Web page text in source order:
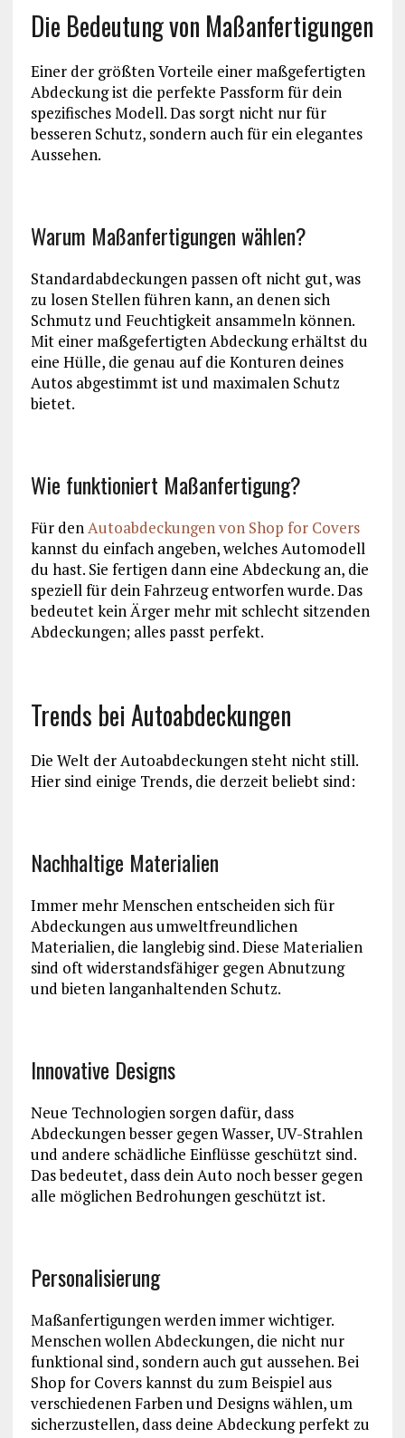
Die Bedeutung von Maßanfertigungen
Einer der größten Vorteile einer maßgefertigten
Abdeckung ist die perfekte Passform für dein
spezifisches Modell. Das sorgt nicht nur für
besseren Schutz, sondern auch für ein elegantes
Aussehen.
Warum Maßanfertigungen wählen?
Standardabdeckungen passen oft nicht gut, was
zu losen Stellen führen kann, an denen sich
Schmutz und Feuchtigkeit ansammeln können.
Mit einer maßgefertigten Abdeckung erhältst du
eine Hülle, die genau auf die Konturen deines
Autos abgestimmt ist und maximalen Schutz
bietet.
Wie funktioniert Maßanfertigung?
Für denAutoabdeckungen von Shop for Covers
kannst du einfach angeben, welches Automodell
du hast. Sie fertigen dann eine Abdeckung an, die
speziell für dein Fahrzeug entworfen wurde. Das
bedeutet kein Ärger mehr mit schlecht sitzenden
Abdeckungen; alles passt perfekt.
Trends bei Autoabdeckungen
Die Welt der Autoabdeckungen steht nicht still.
Hier sind einige Trends, die derzeit beliebt sind:
Nachhaltige Materialien
Immer mehr Menschen entscheiden sich für
Abdeckungen aus umweltfreundlichen
Materialien, die langlebig sind. Diese Materialien
sind oft widerstandsfähiger gegen Abnutzung
und bieten langanhaltenden Schutz.
Innovative Designs
Neue Technologien sorgen dafür, dass
Abdeckungen besser gegen Wasser, UV-Strahlen
und andere schädliche Einflüsse geschützt sind.
Das bedeutet, dass dein Auto noch besser gegen
alle möglichen Bedrohungen geschützt ist.
Personalisierung
Maßanfertigungen werden immer wichtiger.
Menschen wollen Abdeckungen, die nicht nur
funktional sind, sondern auch gut aussehen. Bei
Shop for Covers kannst du zum Beispiel aus
verschiedenen Farben und Designs wählen, um
sicherzustellen, dass deine Abdeckung perfekt zu